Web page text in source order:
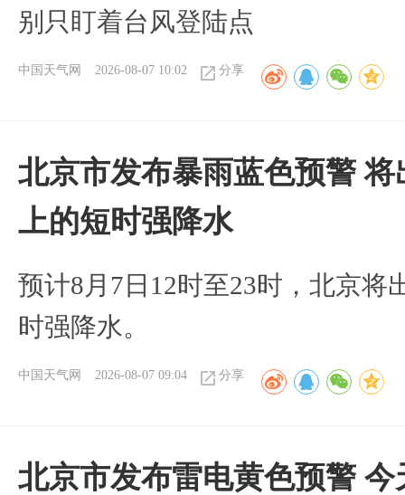
别只盯着台风登陆点
中国天气网 2026-08-07 10:02 分享
北京市发布暴雨蓝色预警
上的短时强降水
预计8月7日12时至23时，北京将
时强降水。
中国天气网 2026-08-07 09:04 分享
北京市发布雷电黄色预警